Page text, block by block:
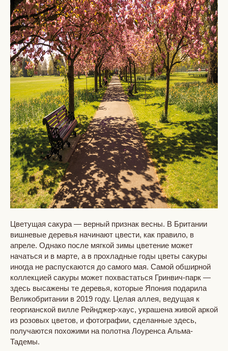
Цветущая сакура — верный признак весны. В Британии
вишневые деревья начинают цвести, как правило, в
апреле. Однако после мягкой зимы цветение может
начаться и в марте, а в прохладные годы цветы сакуры
иногда не распускаются до самого мая. Самой обширной
коллекцией сакуры может похвастаться Гринвич-парк —
здесь высажены те деревья, которые Япония подарила
Великобритании в 2019 году. Целая аллея, ведущая к
георгианской вилле Рейнджер-хаус, украшена живой аркой
из розовых цветов, и фотографии, сделанные здесь,
получаются похожими на полотна Лоуренса Альма-
Тадемы.